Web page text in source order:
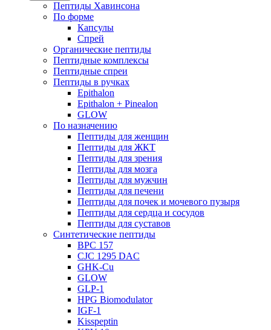
Пептиды Хавинсона
По форме
Капсулы
Спрей
Органические пептиды
Пептидные комплексы
Пептидные спреи
Пептиды в ручках
Epithalon
Epithalon + Pinealon
GLOW
По назначению
Пептиды для женщин
Пептиды для ЖКТ
Пептиды для зрения
Пептиды для мозга
Пептиды для мужчин
Пептиды для печени
Пептиды для почек и мочевого пузыря
Пептиды для сердца и сосудов
Пептиды для суставов
Синтетические пептиды
BPC 157
CJC 1295 DAC
GHK-Cu
GLOW
GLP-1
HPG Biomodulator
IGF-1
Kisspeptin